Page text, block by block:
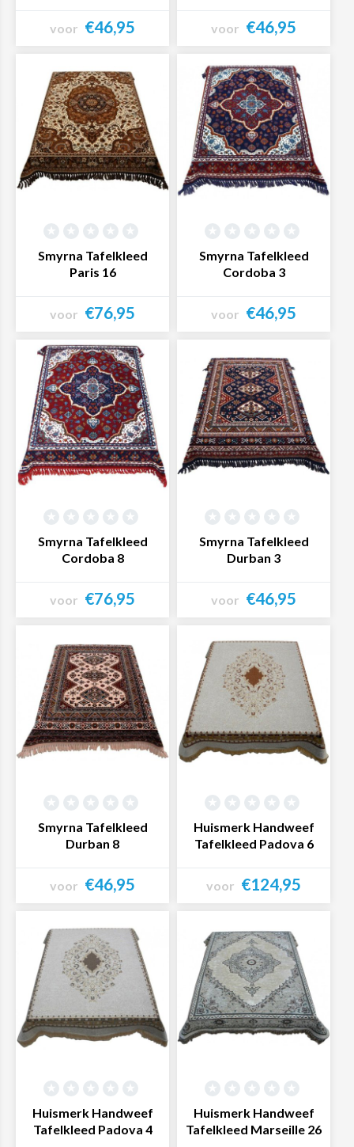
voor €46,95 voor €46,95
Bekijk product
Smyrna Tafelkleed
Paris 16
voor €76,95
Bekijk product
Smyrna Tafelkleed
Cordoba 3
voor €46,95
Smyrna Tafelkleed
Cordoba 8
voor €76,95
Smyrna Tafelkleed
Durban 3
voor €46,95
Smyrna Tafelkleed
Durban 8
voor €46,95
Huismerk Handweef
Tafelkleed Padova 6
voor €124,95
Huismerk Handweef
Tafelkleed Padova 4
Huismerk Handweef
Tafelkleed Marseille 26